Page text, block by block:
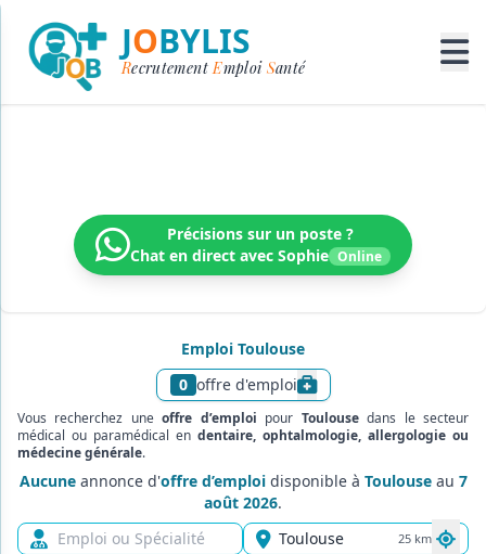
JOBYLIS
RecrutementEmploi Santé
Précisions sur un poste ?
Chat en direct avec Sophie Online
Emploi Toulouse
0 offre d'emploi
Afficher le texte
Vous recherchez uneoffre d’emploi pour Toulousedans le secteur
médical ou paramédical en dentaire, ophtalmologie, allergologie ou
médecine générale.
Aucuneannonce d'offre d’emploidisponible à Toulouse au 7
août 2026.
25 km